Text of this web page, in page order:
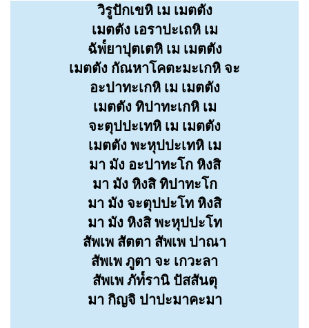
วิรูปักเขหิ เม เมตตัง
เมตตัง เอราปะเถหิ เม
ฉัพ๎ยาปุตเตหิ เม เมตตัง
เมตตัง กัณหาโคตะมะเกหิ จะ
อะปาทะเกหิ เม เมตตัง
เมตตัง ทิปาทะเกหิ เม
จะตุปปะเทหิ เม เมตตัง
เมตตัง พะหุปปะเทหิ เม
มา มัง อะปาทะโก หิงสิ
มา มัง หิงสิ ทิปาทะโก
มา มัง จะตุปปะโท หิงสิ
มา มัง หิงสิ พะหุปปะโท
สัพเพ สัตตา สัพเพ ปาณา
สัพเพ ภูตา จะ เกวะลา
สัพเพ ภัท๎รานิ ปัสสันตุ
มา กิญจิ ปาปะมาคะมา